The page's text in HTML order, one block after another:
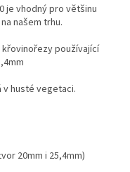
je vhodný pro většinu
našem trhu.
používající
v husté vegetaci.
20mm i 25,4mm)